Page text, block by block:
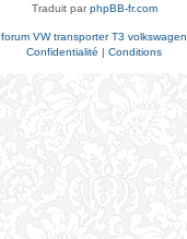
Traduit parphpBB-fr.com
forum VW transporter T3 volkswagen
Confidentialité | Conditions